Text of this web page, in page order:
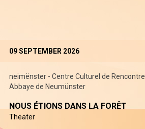
09 SEPTEMBER 2026
neimënster - Centre Culturel de Rencontre
Abbaye de Neumünster
NOUS ÉTIONS DANS LA FORÊT
Theater